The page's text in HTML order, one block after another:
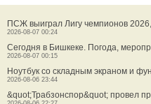
ПСЖ выиграл Лигу чемпионов
2026-08-07 00:24
Сегодня в Бишкеке. Погода,
2026-08-07 00:15
Ноутбук со складным экраном и
2026-08-06 23:44
&quot;Трабзонспор&quot; провел